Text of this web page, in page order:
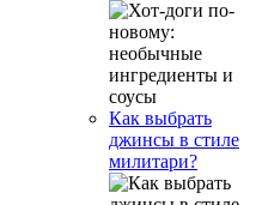
Как выбрать
джинсы в стиле
милитари?